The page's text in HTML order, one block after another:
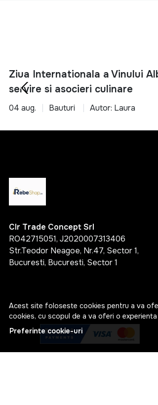
Acest site foloseste cookies pentru a va
cookies, cu scopul de a va oferi o
Preferinte cookie-uri
Ziua Internationala a Vinului
servire si asocieri culinare
04 aug. Bauturi Autor: Laura
Clr Trade Concept Srl
RO42715051, J2020007313406
Str.Teodor Neagoe, Nr.47, Sector 1,
Bucuresti, Bucuresti, Sector 1